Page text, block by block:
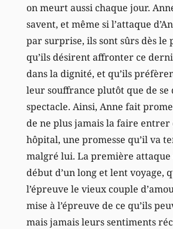
on meurt aussi chaque jour.
savent, et même si l’attaque
par surprise, ils sont sûrs dès
qu’ils désirent affronter ce
dans la dignité, et qu’ils
leur souffrance plutôt que de se
spectacle. Ainsi, Anne fait
de ne plus jamais la faire entrer
hôpital, une promesse qu’il va
malgré lui. La première attaque
début d’un long et lent voyage,
l’épreuve le vieux couple
mise à l’épreuve de ce qu’ils
mais jamais leurs sentiments